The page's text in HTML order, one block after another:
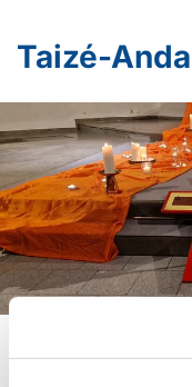
Taizé-
Die Taizé-Andacht
Johanniskirche lädt